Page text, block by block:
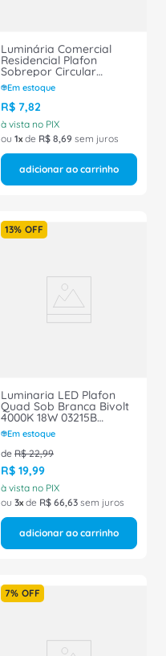
Luminária Comercial
Residencial Plafon
Sobrepor Circular
Branca S/Globo
S/Difusor 220V E27
57499195 Tramontina
Em estoque
R$ 7,82
à vista no PIX
ou 1 de R$ 8,69 sem juros
adicionar ao carrinho
13% OFF
Luminaria LED Plafon
Quad Sob Branca Bivolt
4000K 18W 03215B
Ourolux
Em estoque
de R$ 22,99
R$ 19,99
à vista no PIX
ou 3 de R$ 66,63 sem juros
adicionar ao carrinho
7% OFF